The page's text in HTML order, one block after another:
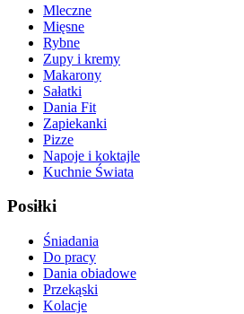
Mleczne
Mięsne
Rybne
Zupy i kremy
Makarony
Sałatki
Dania Fit
Zapiekanki
Pizze
Napoje i koktajle
Kuchnie Świata
Posiłki
Śniadania
Do pracy
Dania obiadowe
Przekąski
Kolacje